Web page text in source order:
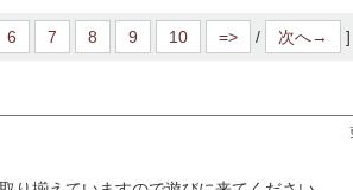
6 7 8 9 10 => / 次へ→ ]